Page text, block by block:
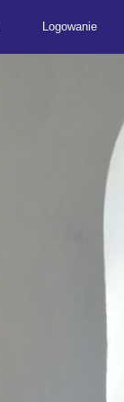
Logowanie